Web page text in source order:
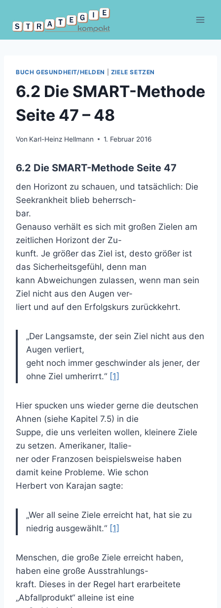
Inhalt
springen
BUCH GESUNDHEIT/HELDEN ZIELE SETZEN
6.2 Die SMART-Methode
Seite 47 – 48
Von Karl-Heinz Hellmann 1. Februar 2016
6.2 Die SMART-Methode Seite 47
den Horizont zu schauen, und tatsächlich: Die
Seekrankheit blieb beherrsch-
bar.
Genauso verhält es sich mit großen Zielen am
zeitlichen Horizont der Zu-
kunft. Je größer das Ziel ist, desto größer ist
das Sicherheitsgefühl, denn man
kann Abweichungen zulassen, wenn man sein
Ziel nicht aus den Augen ver-
liert und auf den Erfolgskurs zurückkehrt.
„Der Langsamste, der sein Ziel nicht aus den
Augen verliert,
geht noch immer geschwinder als jener, der
ohne Ziel umherirrt.“ [1]
Hier spucken uns wieder gerne die deutschen
Ahnen (siehe Kapitel 7.5) in die
Suppe, die uns verleiten wollen, kleinere Ziele
zu setzen. Amerikaner, Italie-
ner oder Franzosen beispielsweise haben
damit keine Probleme. Wie schon
Herbert von Karajan sagte:
„Wer all seine Ziele erreicht hat, hat sie zu
niedrig ausgewählt.“ [1]
Menschen, die große Ziele erreicht haben,
haben eine große Ausstrahlungs-
kraft. Dieses in der Regel hart erarbeitete
„Abfallprodukt“ alleine ist eine